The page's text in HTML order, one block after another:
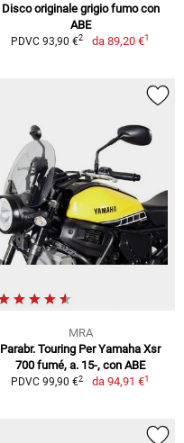
Disco originale grigio fumo con
ABE
PDVC 93,90 €2 da 89,20 €1
MRA
Parabr. Touring Per Yamaha Xsr
700 fumé, a. 15-, con ABE
PDVC 99,90 €2 da 94,91 €1